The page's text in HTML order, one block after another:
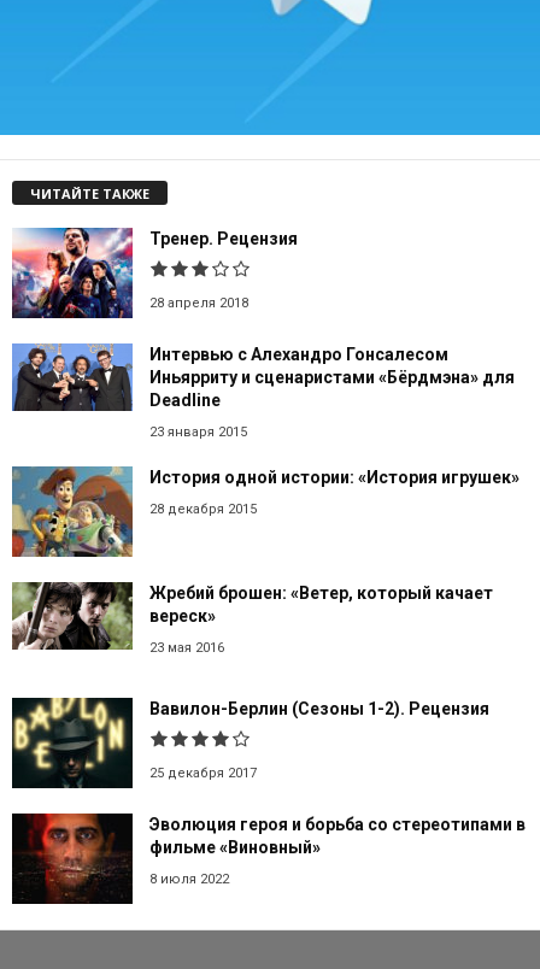
ЧИТАЙТЕ ТАКЖЕ
Тренер. Рецензия
28 апреля 2018
Интервью с Алехандро Гонсалесом
Иньярриту и сценаристами «Бёрдмэна» для
Deadline
23 января 2015
История одной истории: «История игрушек»
28 декабря 2015
Жребий брошен: «Ветер, который качает
вереск»
23 мая 2016
Вавилон-Берлин (Сезоны 1-2). Рецензия
25 декабря 2017
Эволюция героя и борьба со стереотипами в
фильме «Виновный»
8 июля 2022